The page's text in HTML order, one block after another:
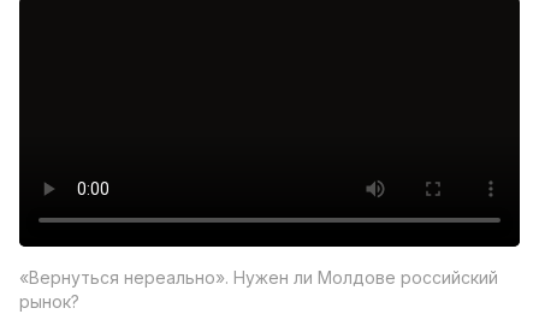
«Вернуться нереально». Нужен ли Молдове российский
рынок?